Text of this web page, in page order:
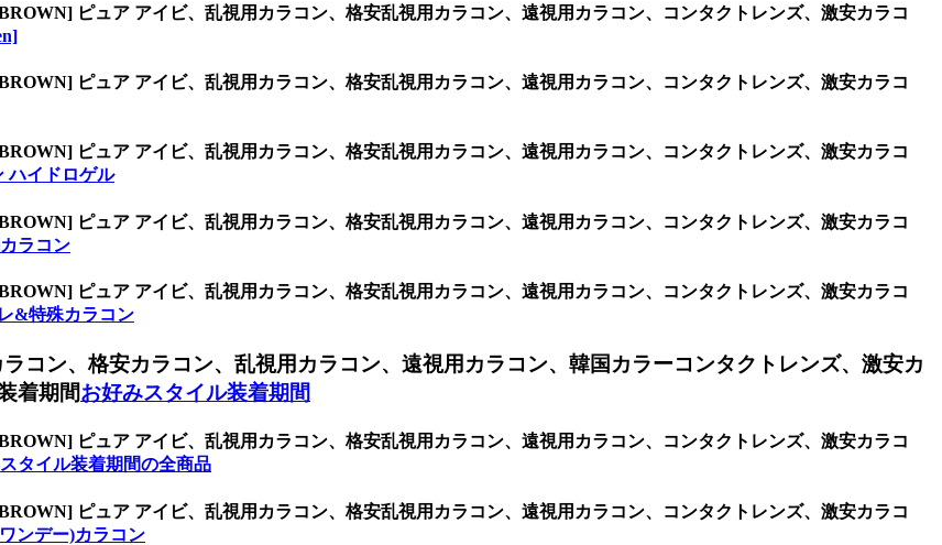
ピュア アイビ、乱視用カラコン、格安乱視用カラコン、遠視用カラコン、コンタクトレンズ、激安カラコ
ピュア アイビ、乱視用カラコン、格安乱視用カラコン、遠視用カラコン、コンタクトレンズ、激安カラコ
ピュア アイビ、乱視用カラコン、格安乱視用カラコン、遠視用カラコン、コンタクトレンズ、激安カラコ
ハイドロゲル
ピュア アイビ、乱視用カラコン、格安乱視用カラコン、遠視用カラコン、コンタクトレンズ、激安カラコ
ラコン
ピュア アイビ、乱視用カラコン、格安乱視用カラコン、遠視用カラコン、コンタクトレンズ、激安カラコ
&特殊カラコン
コン、格安カラコン、乱視用カラコン、遠視用カラコン、韓国カラーコンタクトレンズ、激安カ
着期間お好みスタイル装着期間
ピュア アイビ、乱視用カラコン、格安乱視用カラコン、遠視用カラコン、コンタクトレンズ、激安カラコ
タイル装着期間の全商品
ピュア アイビ、乱視用カラコン、格安乱視用カラコン、遠視用カラコン、コンタクトレンズ、激安カラコ
ンデー)カラコン